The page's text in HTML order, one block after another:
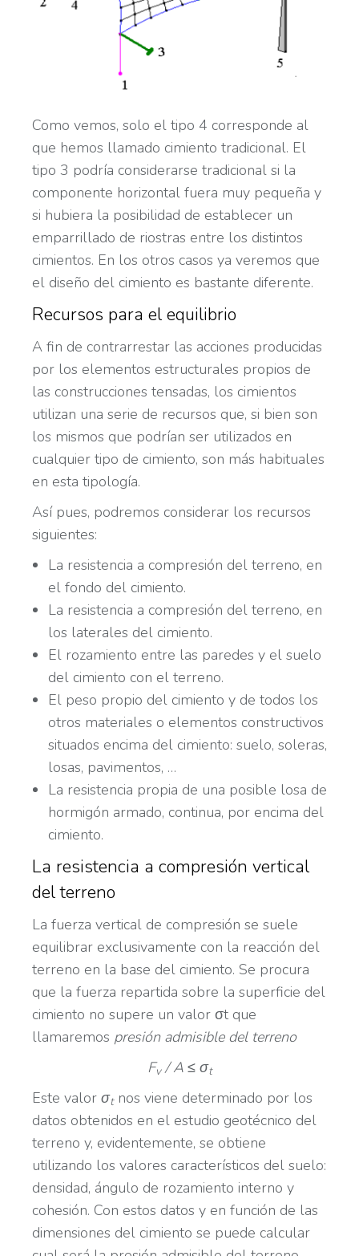
Como vemos, solo el tipo 4 corresponde al
que hemos llamado cimiento tradicional. El
tipo 3 podría considerarse tradicional si la
componente horizontal fuera muy pequeña y
si hubiera la posibilidad de establecer un
emparrillado de riostras entre los distintos
cimientos. En los otros casos ya veremos que
el diseño del cimiento es bastante diferente.
Recursos para el equilibrio
A fin de contrarrestar las acciones producidas
por los elementos estructurales propios de
las construcciones tensadas, los cimientos
utilizan una serie de recursos que, si bien son
los mismos que podrían ser utilizados en
cualquier tipo de cimiento, son más habituales
en esta tipología.
Así pues, podremos considerar los recursos
siguientes:
La resistencia a compresión del terreno, en
el fondo del cimiento.
La resistencia a compresión del terreno, en
los laterales del cimiento.
El rozamiento entre las paredes y el suelo
del cimiento con el terreno.
El peso propio del cimiento y de todos los
otros materiales o elementos constructivos
situados encima del cimiento: suelo, soleras,
losas, pavimentos, …
La resistencia propia de una posible losa de
hormigón armado, continua, por encima del
cimiento.
La resistencia a compresión vertical
del terreno
La fuerza vertical de compresión se suele
equilibrar exclusivamente con la reacción del
terreno en la base del cimiento. Se procura
que la fuerza repartida sobre la superficie del
cimiento no supere un valor σt que
llamaremos presión admisible del terreno
Fv/ A ≤ σt
Este valor σtnos viene determinado por los
datos obtenidos en el estudio geotécnico del
terreno y, evidentemente, se obtiene
utilizando los valores característicos del suelo:
densidad, ángulo de rozamiento interno y
cohesión. Con estos datos y en función de las
dimensiones del cimiento se puede calcular